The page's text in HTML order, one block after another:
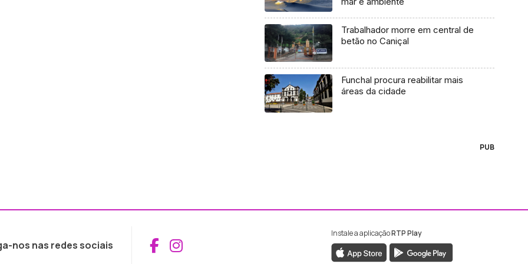
Trabalhador morre em central de
betão no Caniçal
Funchal procura reabilitar mais
áreas da cidade
PUB
nos nas redes sociais Aceder ao Facebook da RTP Madeira
Aceder ao Instagram da RTP Madeira
Instale a aplicaçãoRTP Play